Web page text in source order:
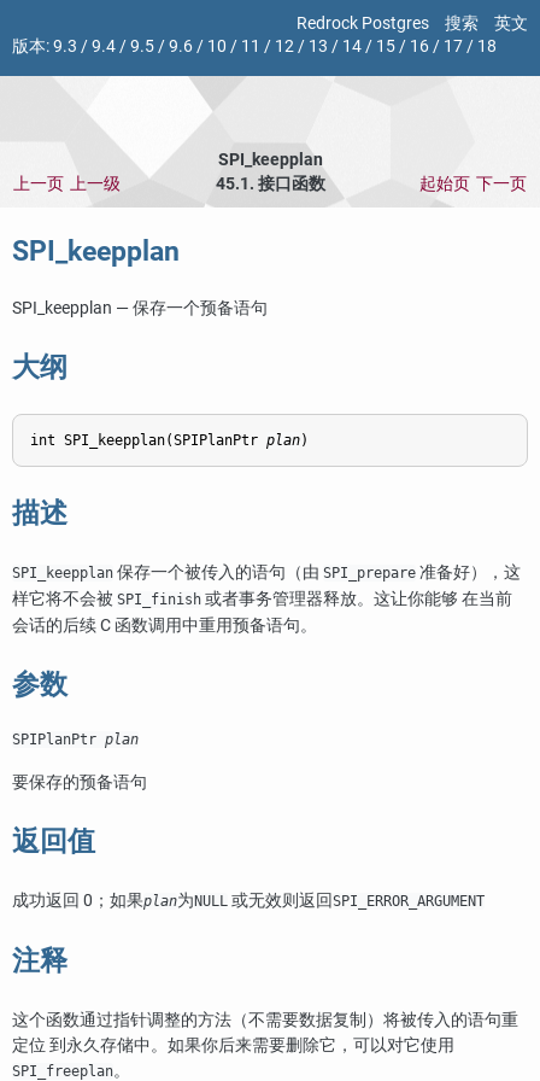
Redrock Postgres 搜索
英文
版本:9.3 /9.4/9.5/9.6/ 10 / 11 / 12/ 13 / 14/ 15/ 16/ 17/ 18
SPI_keepplan
上一页 上一级 45.1. 接口函数 起始页 下一页
SPI_keepplan
SPI_keepplan — 保存一个预备语句
大纲
int SPI_keepplan(SPIPlanPtr plan
描述
SPI_keepplan 保存一个被传入的语句（由 SPI_prepare 准备好），这
样它将不会被 SPI_finish 或者事务管理器释放。这让你能够 在当前
会话的后续 C 函数调用中重用预备语句。
参数
SPIPlanPtr plan
要保存的预备语句
返回值
成功返回 0；如果plan为NULL 或无效则返回SPI_ERROR_ARGUMENT
注释
这个函数通过指针调整的方法（不需要数据复制）将被传入的语句重
定位 到永久存储中。如果你后来需要删除它，可以对它使用
SPI_freeplan。